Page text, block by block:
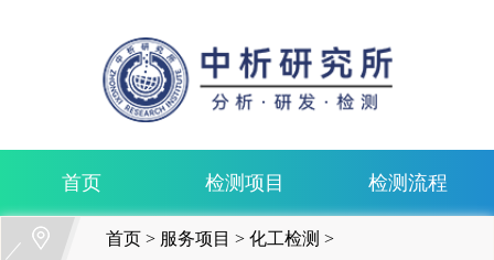
首页 检测项目 检测流程
首页 > 服务项目 > 化工检测 >